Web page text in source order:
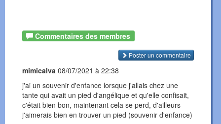
Commentaires des membres
Poster un commentaire
mimicalva 08/07/2021 à 22:38
j'ai un souvenir d'enfance lorsque j'allais chez une
tante qui avait un pied d'angélique et qu'elle confisait,
c'était bien bon, maintenant cela se perd, d'ailleurs
j'aimerais bien en trouver un pied (souvenir d'enfance)